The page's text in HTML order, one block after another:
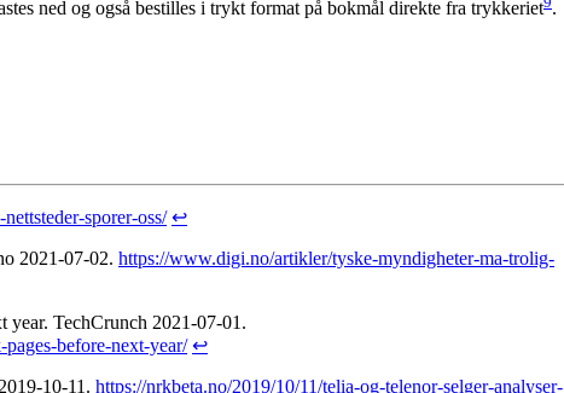
ned og også bestilles i trykt format på bokmål direkte fra trykkeriet .
sporer-oss/ ↩
2021-07-02. https://www.digi.no/artikler/tyske-myndigheter-ma-trolig-
year. TechCrunch 2021-07-01.
before-next-year/ ↩
10-11. https://nrkbeta.no/2019/10/11/telia-og-telenor-selger-analyser-